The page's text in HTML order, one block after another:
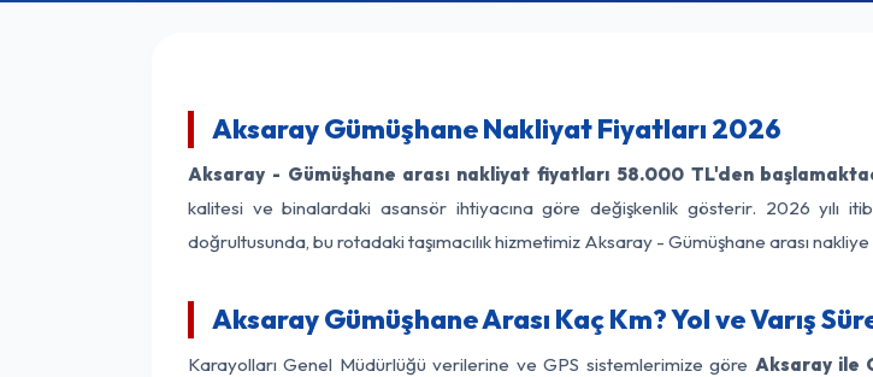
Aksaray Gümüşhane Nakliyat Fiyatları 2026
Aksaray - Gümüşhane arası nakliyat fiyatları 58.000 TL'den
kalitesi ve binalardaki asansör ihtiyacına göre değişkenlik gösterir. 2026 yılı
doğrultusunda, bu rotadaki taşımacılık hizmetimiz Aksaray - Gümüşhane arası
Aksaray Gümüşhane Arası Kaç Km? Yol ve Varış
Karayolları Genel Müdürlüğü verilerine ve GPS sistemlerimize göre Aksaray ile